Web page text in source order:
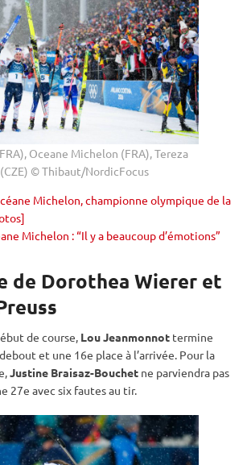
Oceane Michelon (FRA), Tereza
© Thibaut/NordicFocus
Michelon, championne olympique de la
Michelon : “Il y a beaucoup d’émotions”
de Dorothea Wierer et
de course, Lou Jeanmonnot termine
debout et une 16e place à l’arrivée. Pour la
Justine Braisaz-Bouchet ne parviendra pas
27e avec six fautes au tir.